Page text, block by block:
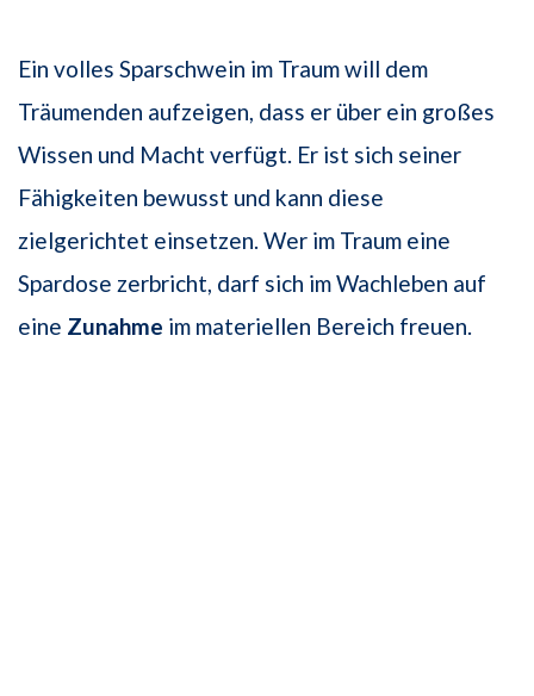
Ein volles Sparschwein im Traum will dem
Träumenden aufzeigen, dass er über ein großes
Wissen und Macht verfügt. Er ist sich seiner
Fähigkeiten bewusst und kann diese
zielgerichtet einsetzen. Wer im Traum eine
Spardose zerbricht, darf sich im Wachleben auf
eine Zunahme im materiellen Bereich freuen.